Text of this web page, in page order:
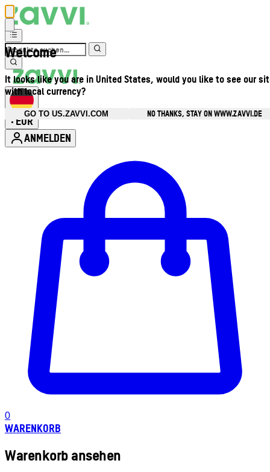
Welcome
It looks like you are in United States, would you like to see our
with local currency?
GO TO US.ZAVVI.COM
NO THANKS, STAY ON WWW.ZAVVI.DE
• EUR
ANMELDEN
0
WARENKORB
Warenkorb ansehen